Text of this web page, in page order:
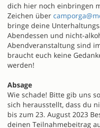
dich hier noch einbringen
Zeichen über
bringe deine
Abendessen und nicht-
Abendveranstaltung sind
braucht euch keine
werden!
Absage
Wie schade! Bitte gib uns
sich herausstellt, dass du
bis zum 23. August 2023
deinen Teilnahmebeitrag